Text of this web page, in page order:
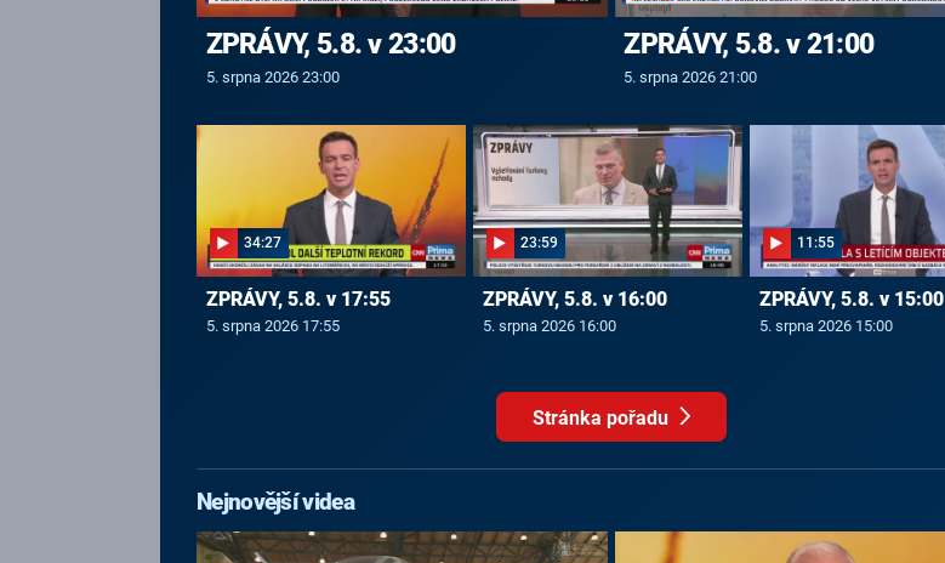
ZPRÁVY, 5.8. v 23:00
5. srpna 2026 23:00
ZPRÁVY, 5.8. v 21:00
5. srpna 2026 21:00
34:27
ZPRÁVY, 5.8. v 17:55
5. srpna 2026 17:55
23:59
ZPRÁVY, 5.8. v 16:00
5. srpna 2026 16:00
11:55
ZPRÁVY, 5.8. v 15:00
5. srpna 2026 15:00
Stránka pořadu
Nejnovější videa